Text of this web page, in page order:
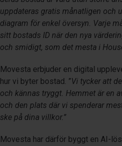
uppdateras gratis månatligen och
diagram för enkel översyn. Varje
sitt bostads ID när den nya
och smidigt, som det mesta i
Movesta erbjuder en digital
hur vi byter bostad. ”Vi tycker att
och kännas tryggt. Hemmet är en
och den plats där vi spenderar
ske på dina villkor.”
Movesta har därför byggt en AI-